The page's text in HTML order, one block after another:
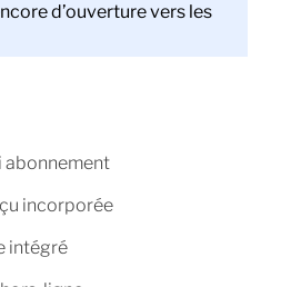
d’ouverture vers les
abonnement
incorporée
intégré